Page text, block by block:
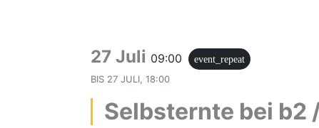
27 Juli 09:00
event_repeat
BIS 27 JULI, 18:00
Selbsternte bei b2